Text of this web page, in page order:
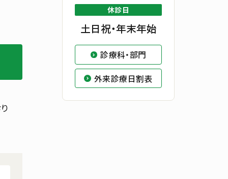
休診日
土日祝・年末年始
診療科・部門
外来診療日割表